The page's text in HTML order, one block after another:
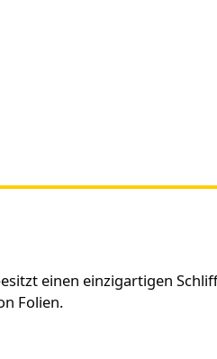
einen einzigartigen
Folien.